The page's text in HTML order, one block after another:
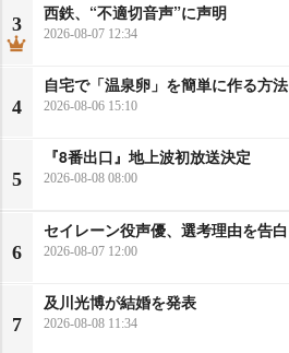
3
西鉄、“不適切音声”に声明
2026-08-07 12:34
4
自宅で「温泉卵」を簡単に作る方法
2026-08-06 15:10
5
『8番出口』地上波初放送決定
2026-08-08 08:00
6
セイレーン役声優、選考理由を告白
2026-08-07 12:00
7
及川光博が結婚を発表
2026-08-08 11:34